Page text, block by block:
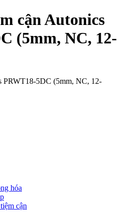
cận Autonics
(5mm, NC, 12-
PRWT18-5DC (5mm, NC, 12-
hóa
cận